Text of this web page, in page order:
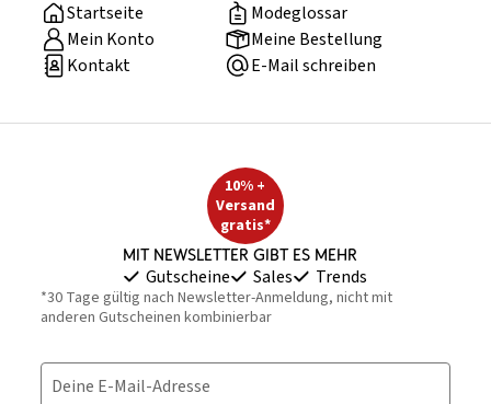
Startseite
Modeglossar
Mein Konto
Meine Bestellung
Kontakt
E-Mail schreiben
10% +
Versand
gratis*
Mit Newsletter gibt es mehr
Gutscheine Sales Trends
*30 Tage gültig nach Newsletter-Anmeldung, nicht mit
anderen Gutscheinen kombinierbar
Deine E-Mail-Adresse